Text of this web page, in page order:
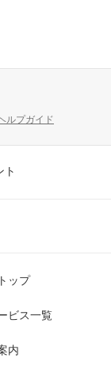
ルプガイド
ト
ップ
ビス一覧
内